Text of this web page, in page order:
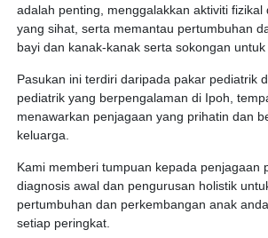
adalah penting, menggalakkan aktiviti fizikal
yang sihat, serta memantau pertumbuhan
bayi dan kanak-kanak serta sokongan
Pasukan ini terdiri daripada pakar pediatrik
pediatrik yang berpengalaman di Ipoh,
menawarkan penjagaan yang prihatin dan
keluarga.
Kami memberi tumpuan kepada penjagaan
diagnosis awal dan pengurusan holistik
pertumbuhan dan perkembangan anak
setiap peringkat.